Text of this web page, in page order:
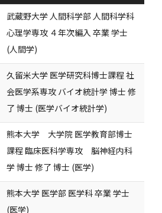
武蔵野大学 人間科学部 人間科学科
心理学専攻 ４年次編入 卒業 学士
(人間学)
久留米大学 医学研究科博士課程 社
会医学系専攻 バイオ統計学 博士 修
了 博士 (医学バイオ統計学)
熊本大学 大学院 医学教育部博士
課程 臨床医科学専攻 脳神経内科
学 博士 修了 博士 (医学)
熊本大学 医学部 医学科 卒業 学士
(医学)